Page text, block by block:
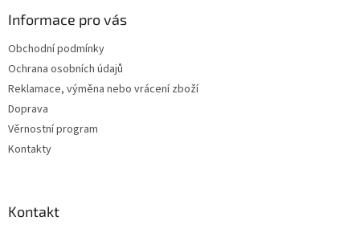
Informace pro vás
Obchodní podmínky
Ochrana osobních údajů
Reklamace, výměna nebo vrácení zboží
Doprava
Věrnostní program
Kontakty
Kontakt